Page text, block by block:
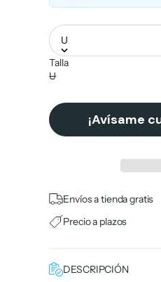
U
Talla
U
¡Avísame
Envíos a tienda gratis
Precio a plazos
DESCRIPCIÓN